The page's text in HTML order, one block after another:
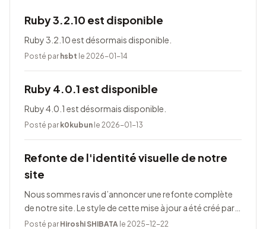
Ruby 3.2.10 est disponible
Ruby 3.2.10 est désormais disponible.
Posté par hsbt le 2026-01-14
Ruby 4.0.1 est disponible
Ruby 4.0.1 est désormais disponible.
Posté par k0kubun le 2026-01-13
Refonte de l'identité visuelle de notre
site
Nous sommes ravis d’annoncer une refonte complète
de notre site. Le style de cette mise à jour a été créé par
Taeko Akatsuka.
Posté par Hiroshi SHIBATA le 2025-12-22